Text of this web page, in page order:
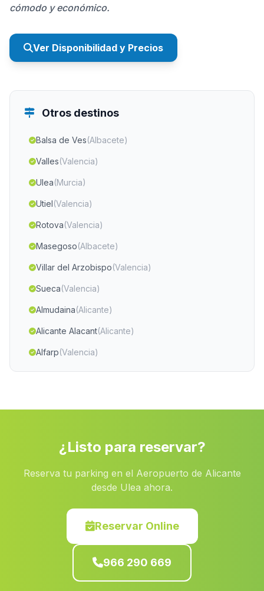
cómodo y económico.
Ver Disponibilidad y Precios
Otros destinos
Balsa de Ves(Albacete)
Valles(Valencia)
Ulea(Murcia)
Utiel(Valencia)
Rotova(Valencia)
Masegoso(Albacete)
Villar del Arzobispo(Valencia)
Sueca(Valencia)
Almudaina(Alicante)
Alicante Alacant(Alicante)
Alfarp(Valencia)
Águilas(Murcia)
Senyera (Valencia)
Albatana(Albacete)
La Llosa de Ranes(Valencia)
Bonrepòs i Mirambell(Valencia)
Losa del Obispo(Valencia)
¿Listo para reservar?
Reserva tu parking en el Aeropuerto de Alicante
desde Ulea ahora.
Reservar Online
966 290 669